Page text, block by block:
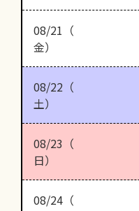
08/21（
金）
08/22（
土）
08/23（
日）
08/24（